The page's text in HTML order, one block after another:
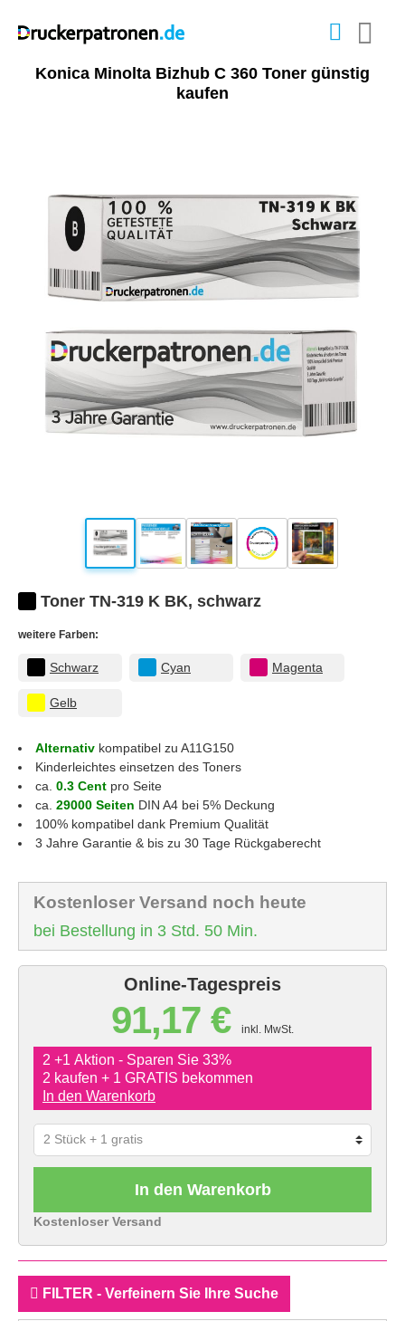
Konica Minolta Bizhub C 360 Toner günstig
kaufen
Toner TN-319 K BK, schwarz
weitere Farben:
Schwarz Cyan Magenta
Gelb
Alternativ kompatibel zu A11G150
Kinderleichtes einsetzen des Toners
ca. 0.3 Cent pro Seite
ca. 29000 Seiten DIN A4 bei 5% Deckung
100% kompatibel dank Premium Qualität
3 Jahre Garantie & bis zu 30 Tage Rückgaberecht
Kostenloser Versand noch heute
bei Bestellung in 3 Std. 50 Min.
Online-Tagespreis
91,17 € inkl. MwSt.
2 +1 Aktion - Sparen Sie 33%
2 kaufen + 1 GRATIS bekommen
In den Warenkorb
In den Warenkorb
Kostenloser Versand
FILTER - Verfeinern Sie Ihre Suche